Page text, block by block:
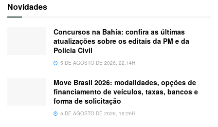
Novidades
Concursos na Bahia: confira as últimas
atualizações sobre os editais da PM e da
Polícia Civil
5 DE AGOSTO DE 2026, 22:14H
Move Brasil 2026: modalidades, opções de
financiamento de veículos, taxas, bancos e
forma de solicitação
5 DE AGOSTO DE 2026, 19:26H